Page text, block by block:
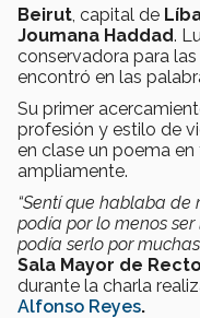
Beirut , capital de
Joumana Haddad.
conservadora para
encontró en las
Su primer
profesión y estilo de
en clase un poema
ampliamente.
“Sentí que hablaba
podía por lo menos
podía serlo por muchas
Sala Mayor de
durante la charla
Alfonso Reyes.